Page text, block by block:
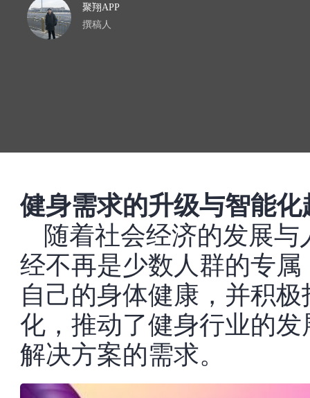
聚翔APP
撰稿人
健身需求的升级与智能化
随着社会经济的发展
经不再是少数人群的专
自己的身体健康，并积
化，推动了健身行业的
解决方案的需求。